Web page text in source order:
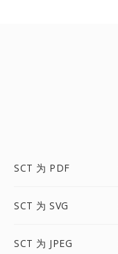
SCT 为 PDF
SCT 为 SVG
SCT 为 JPEG